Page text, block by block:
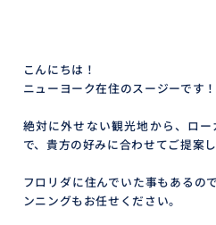
こんにちは！
ニューヨーク在住のスージーです！
絶対に外せない観光地から、ロ
で、貴方の好みに合わせてご提案し
フロリダに住んでいた事もあるの
ンニングもお任せください。